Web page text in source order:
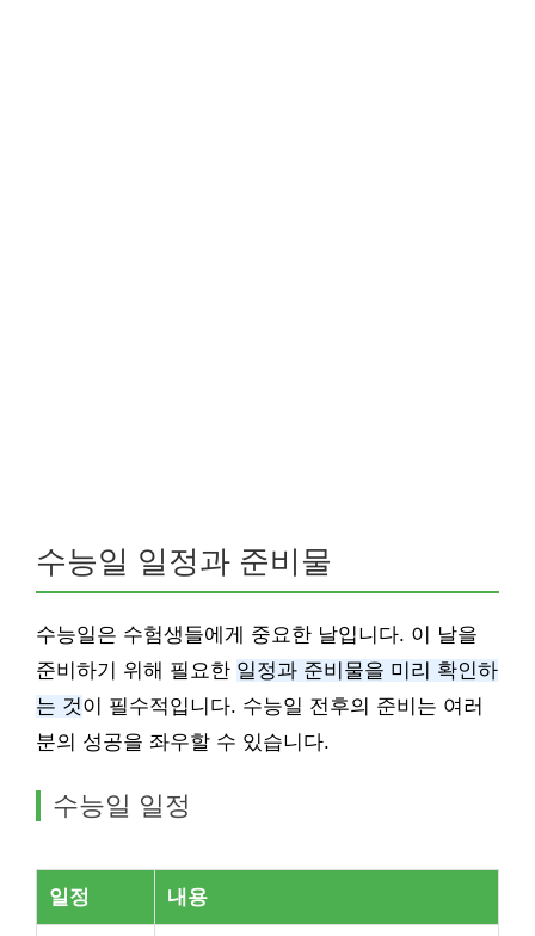
수능일 일정과 준비물
수능일은 수험생들에게 중요한 날입니다. 이 날을
준비하기 위해 필요한 일정과 준비물을 미리 확인하
는 것이 필수적입니다. 수능일 전후의 준비는 여러
분의 성공을 좌우할 수 있습니다.
수능일 일정
일정 내용